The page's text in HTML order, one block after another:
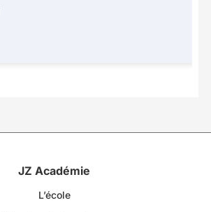
JZ Académie
L’école